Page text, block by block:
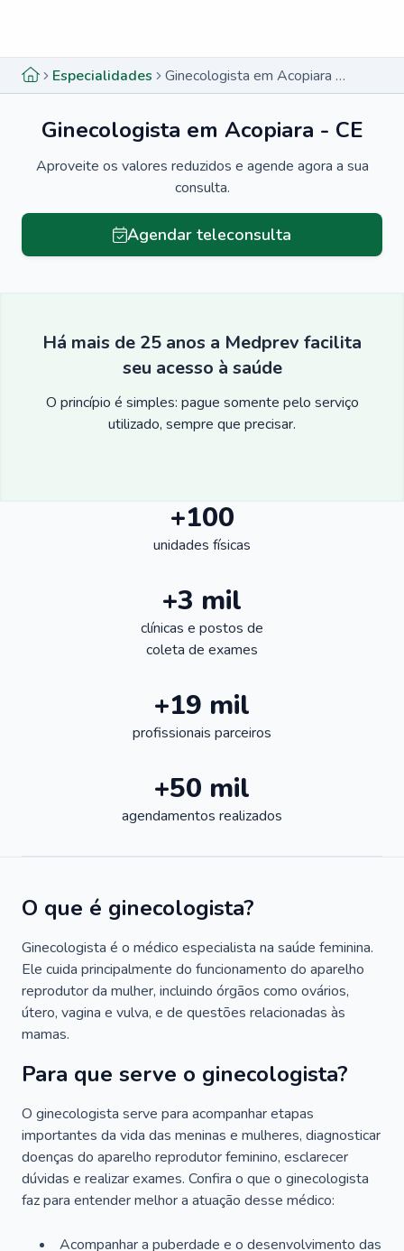
Especialidades Ginecologista em Acopiara - CE
Ginecologista em Acopiara - CE
Aproveite os valores reduzidos e agende agora a sua
consulta.
Agendar teleconsulta
Há mais de 25 anos a Medprev facilita
seu acesso à saúde
O princípio é simples: pague somente pelo serviço
utilizado, sempre que precisar.
+100
unidades físicas
+3 mil
clínicas e postos de
coleta de exames
+19 mil
profissionais parceiros
+50 mil
agendamentos realizados
O que é ginecologista?
Ginecologista é o médico especialista na saúde feminina.
Ele cuida principalmente do funcionamento do aparelho
reprodutor da mulher, incluindo órgãos como ovários,
útero, vagina e vulva, e de questões relacionadas às
mamas.
Para que serve o ginecologista?
O ginecologista serve para acompanhar etapas
importantes da vida das meninas e mulheres, diagnosticar
doenças do aparelho reprodutor feminino, esclarecer
dúvidas e realizar exames. Confira o que o ginecologista
faz para entender melhor a atuação desse médico:
Acompanhar a puberdade e o desenvolvimento das